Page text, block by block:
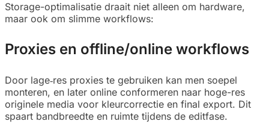
Storage-optimalisatie draait niet alleen om hardware,
maar ook om slimme workflows:
Proxies en offline/online workflows
Door lage‑res proxies te gebruiken kan men soepel
monteren, en later online conformeren naar hoge-res
originele media voor kleurcorrectie en final export. Dit
spaart bandbreedte en ruimte tijdens de editfase.